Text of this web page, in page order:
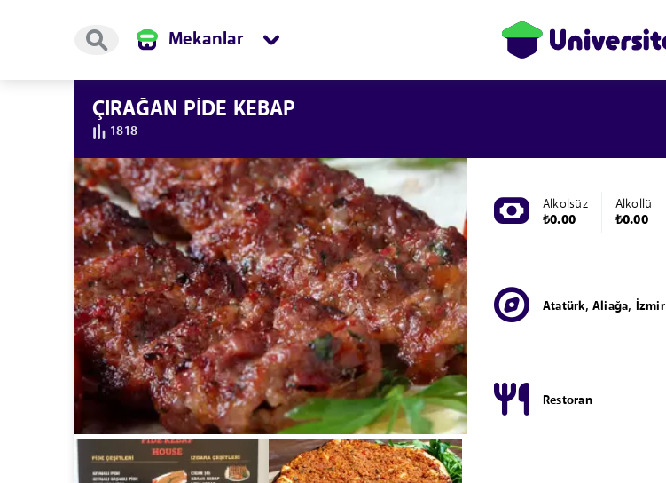
Mekanlar
ÇIRAĞAN PİDE KEBAP
1818
Alkolsüz
₺0.00
Alkollü
₺0.00
Atatürk, Aliağa, İzmir
Restoran